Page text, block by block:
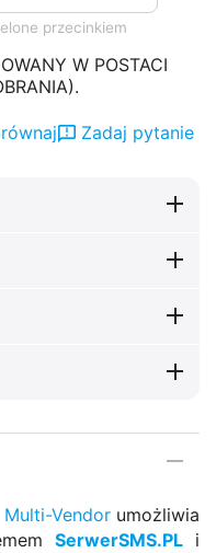
przecinkiem
W POSTACI
Zadaj pytanie
Multi-Vendorumożliwia
SerwerSMS.PL i